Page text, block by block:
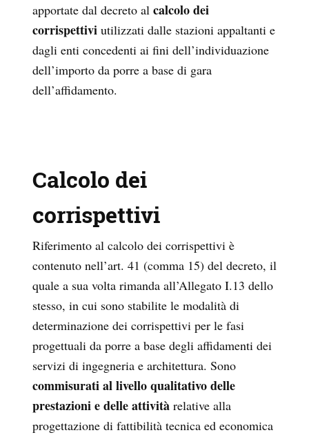
apportate dal decreto al calcolo dei
corrispettivi utilizzati dalle stazioni appaltanti e
dagli enti concedenti ai fini dell’individuazione
dell’importo da porre a base di gara
dell’affidamento.
Calcolo dei
corrispettivi
Riferimento al calcolo dei corrispettivi è
contenuto nell’art. 41 (comma 15) del decreto, il
quale a sua volta rimanda all’Allegato I.13 dello
stesso, in cui sono stabilite le modalità di
determinazione dei corrispettivi per le fasi
progettuali da porre a base degli affidamenti dei
servizi di ingegneria e architettura. Sono
commisurati al livello qualitativo delle
prestazioni e delle attività relative alla
progettazione di fattibilità tecnica ed economica